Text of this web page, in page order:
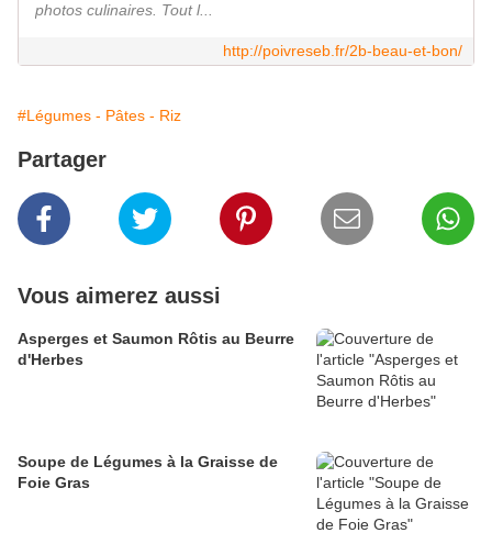
photos culinaires. Tout l...
http://poivreseb.fr/2b-beau-et-bon/
#Légumes - Pâtes - Riz
Partager
Vous aimerez aussi
Asperges et Saumon Rôtis au Beurre
d'Herbes
Soupe de Légumes à la Graisse de
Foie Gras